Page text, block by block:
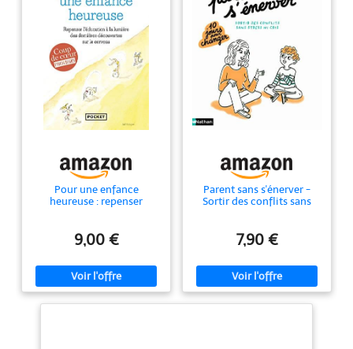
Pour une enfance
heureuse : repenser
sur le cerveau
9,00 €
Parent sans s'énerver -
Sortir des conflits sans
7,90 €